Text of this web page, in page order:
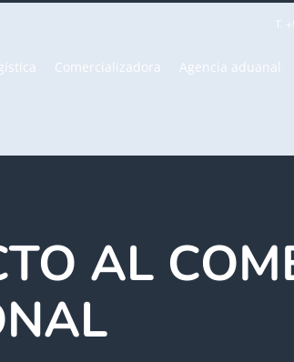
T.
Comercializadora Agencia aduanal
AL